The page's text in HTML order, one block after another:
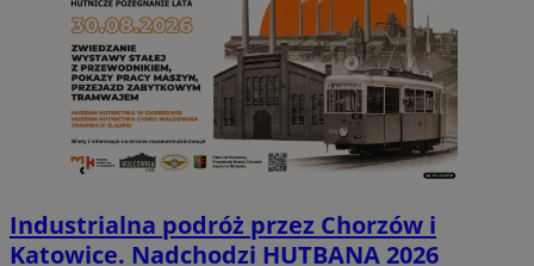
Industrialna podróż przez Chorzów i
Katowice. Nadchodzi HUTBANA 2026